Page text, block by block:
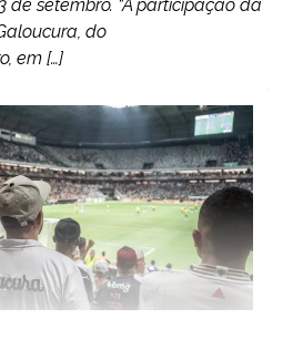
de setembro. “A participação da
do
em […]